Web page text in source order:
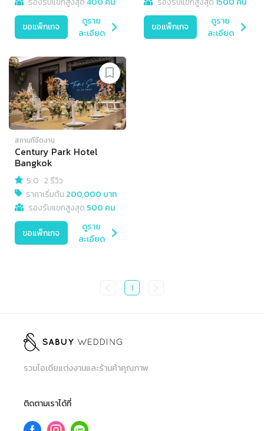
ขอแพ็กเกจ
ดูราย
ละเอียด
ขอแพ็กเกจ
ดูราย
ละเอียด
สถานที่จัดงาน
Century Park Hotel
Bangkok
5.0 ·2 รีวิว
ราคาเริ่มต้น 200,000 บาท
รองรับแขกสูงสุด 500 คน
ขอแพ็กเกจ
ดูราย
ละเอียด
1
รวมไอเดียแต่งงานและร้านค้าคุณภาพ
ติดตามเราได้ที่